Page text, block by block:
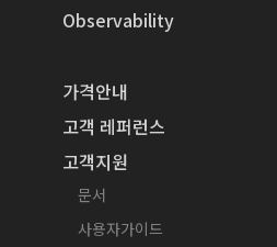
Observability
가격안내
고객 레퍼런스
고객지원
문서
사용자가이드